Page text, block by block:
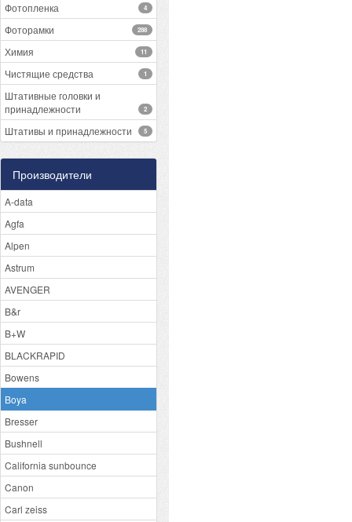
Фотопленка 4
Фоторамки 288
Химия 11
Чистящие средства 1
Штативные головки и
принадлежности
2
Штативы и принадлежности 5
Производители
A-data
Agfa
Alpen
Astrum
AVENGER
B&r
B+W
BLACKRAPID
Bowens
Boya
Bresser
Bushnell
California sunbounce
Canon
Carl zeiss